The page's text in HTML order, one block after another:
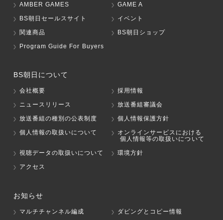
AMBER GAMES
GAME A
BS朝日セールスサイト
イベント
関連商品
BS朝日ショップ
Program Guide For Buyers
BS朝日について
会社概要
採用情報
ニュースリリース
放送番組審議会
放送番組の種別の公表制度
個人情報保護方針
個人情報の取扱いについて
オンラインサービスにおける
個人情報等の取扱いについて
視聴データの取扱いについて
環境方針
アクセス
お知らせ
マルチチャンネル編成 ダビングとコピー情報